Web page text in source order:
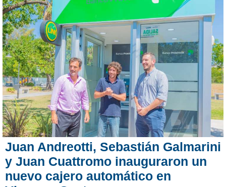
Juan Andreotti, Sebastián Galmarini
y Juan Cuattromo inauguraron un
nuevo cajero automático en